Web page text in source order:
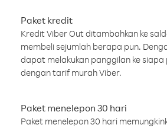
Paket kredit
Kredit Viber Out ditambahkan ke
membeli sejumlah berapa pun.
dapat melakukan panggilan ke siapa
dengan tarif murah Viber.
Paket menelepon 30 hari
Paket menelepon 30 hari